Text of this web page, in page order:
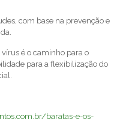
com base na prevenção e
é o caminho para o
para a flexibilização do
baratas-e-os-